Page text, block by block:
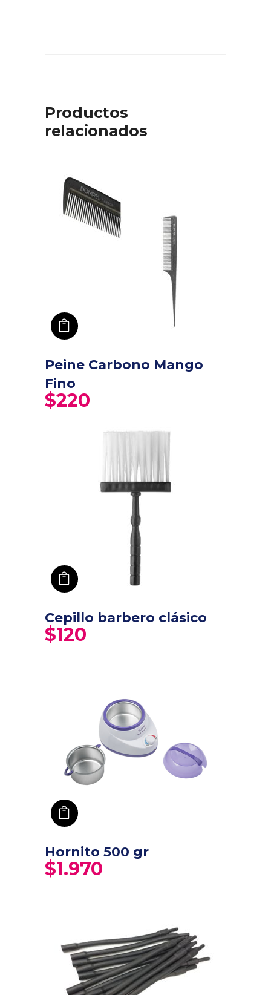
Productos
relacionados
Peine Carbono Mango
Fino
$220
añadir a carro
Cepillo barbero clásico
$120
Hornito 500 gr
$1.970